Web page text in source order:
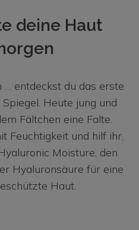
deine Haut
… entdeckst du das erste
Heute jung und
Fältchen eine Falte.
Feuchtigkeit und hilf ihr,
Moisture, den
Hyaluronsäure für eine
Haut.